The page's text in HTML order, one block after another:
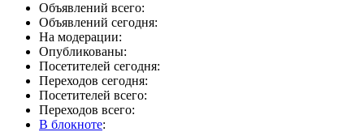
Объявлений всего:
Объявлений сегодня:
На модерации:
Опубликованы:
Посетителей сегодня:
Переходов сегодня:
Посетителей всего:
Переходов всего:
В блокноте: